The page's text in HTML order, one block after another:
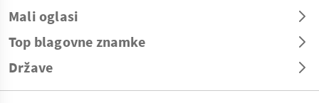
Mali oglasi
Top blagovne znamke
Države